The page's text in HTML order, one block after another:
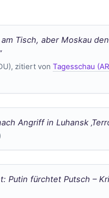
Tisch, aber Moskau
zitiert von Tagesschau
Angriff in Luhansk
Putin fürchtet Putsch –